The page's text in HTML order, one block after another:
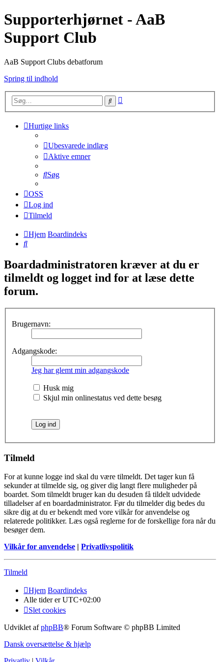
Supporterhjørnet - AaB
Support Club
AaB Support Clubs debatforum
Spring til indhold
Søg
Hurtige links
Ubesvarede indlæg
Aktive emner
Søg
OSS
Log ind
Tilmeld
Hjem Boardindeks
Søg
Boardadministratoren kræver at du er
tilmeldt og logget ind for at læse dette
forum.
Brugernavn:
Adgangskode:
Jeg har glemt min adgangskode
Husk mig
Skjul min onlinestatus ved dette besøg
Tilmeld
For at kunne logge ind skal du være tilmeldt. Det tager kun få
sekunder at tilmelde sig, og giver dig langt flere muligheder på
boardet. Som tilmeldt bruger kan du desuden få tildelt udvidede
tilladelser af en boardadministrator. Før du tilmelder dig bedes du
sikre dig at du er bekendt med vore vilkår for anvendelse og
relaterede politikker. Læs også reglerne for de forskellige fora når du
besøger dem.
Vilkår for anvendelse | Privatlivspolitik
Tilmeld
Hjem Boardindeks
Alle tider erUTC+02:00
Slet cookies
Udviklet afphpBB® Forum Software © phpBB Limited
Dansk oversættelse & hjælp